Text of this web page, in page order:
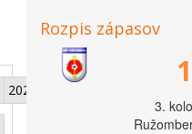
2026
Rozpis zápasov
3.